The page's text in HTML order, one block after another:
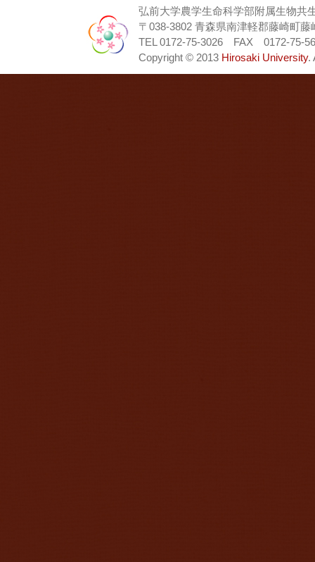
弘前大学農学生命科学部附属生物共
〒038-3802 青森県南津軽郡藤崎町藤
TEL 0172-75-3026 FAX 0172-75-
Copyright © 2013 Hirosaki University.